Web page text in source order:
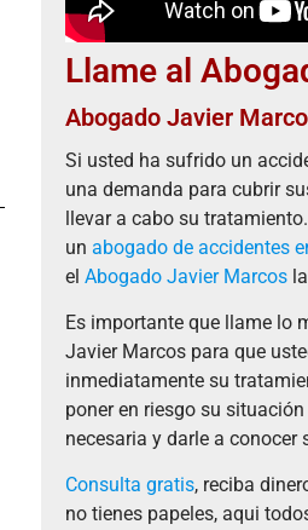
Llame al
Abogado Javier
Si usted ha sufrido un
una demanda para cubrir
llevar a cabo su
un abogado de accidentes
el Abogado Javier Marcos
Es importante que llame lo
Javier Marcos para que
inmediatamente su
poner en riesgo su
necesaria y darle a conocer
Consulta gratis, reciba
no tienes papeles, aqui